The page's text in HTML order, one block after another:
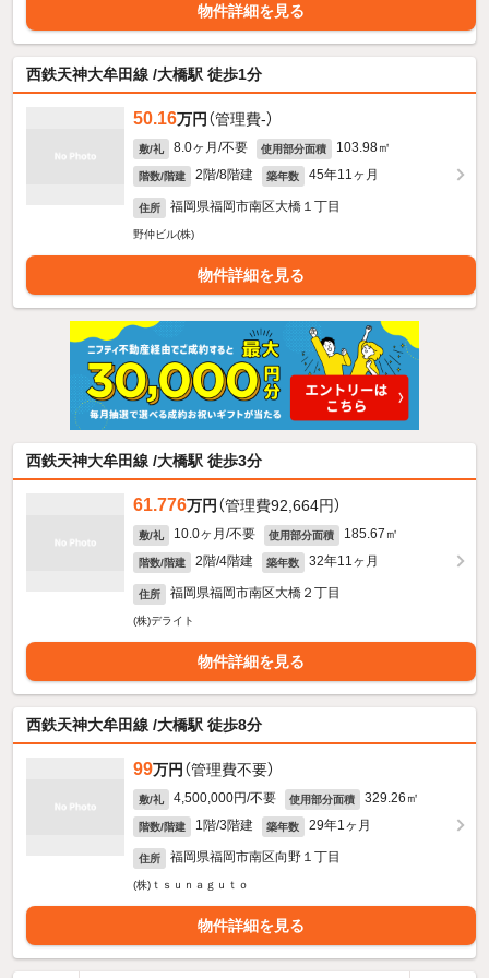
物件詳細を見る
西鉄天神大牟田線 /大橋駅 徒歩1分
50.16万円 （管理費-）
敷/礼 8.0ヶ月/不要 使用部分面積 103.98㎡
階数/階建 2階/8階建 築年数 45年11ヶ月
住所 福岡県福岡市南区大橋１丁目
野仲ビル(株)
物件詳細を見る
西鉄天神大牟田線 /大橋駅 徒歩3分
61.776万円 （管理費92,664円）
敷/礼 10.0ヶ月/不要 使用部分面積 185.67㎡
階数/階建 2階/4階建 築年数 32年11ヶ月
住所 福岡県福岡市南区大橋２丁目
(株)デライト
物件詳細を見る
西鉄天神大牟田線 /大橋駅 徒歩8分
99万円 （管理費不要）
敷/礼 4,500,000円/不要 使用部分面積 329.26㎡
階数/階建 1階/3階建 築年数 29年1ヶ月
住所 福岡県福岡市南区向野１丁目
(株)ｔｓｕｎａｇｕｔｏ
物件詳細を見る